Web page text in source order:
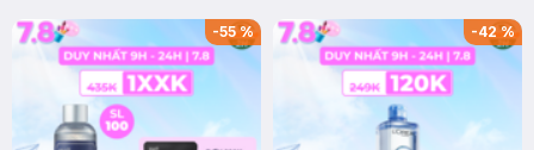
-55% -42%